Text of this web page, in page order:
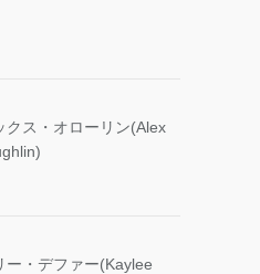
クス・オローリン(Alex
ー・デファー(Kaylee